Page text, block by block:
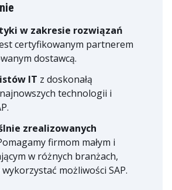
w zakresie rozwiązań
certyfikowanym partnerem
dostawcą.
IT z doskonałą
technologii i
zrealizowanych
firmom małym i
w różnych branżach,
możliwości SAP.